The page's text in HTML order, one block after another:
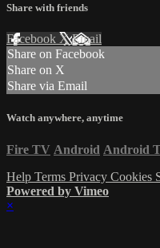
Share with friends
Facebook XEmail
Share on Facebook
Share on X
Share via Email
Watch anywhere, anytime
Fire TV Android Android
Help Terms Privacy Cookies
Powered by Vimeo
×